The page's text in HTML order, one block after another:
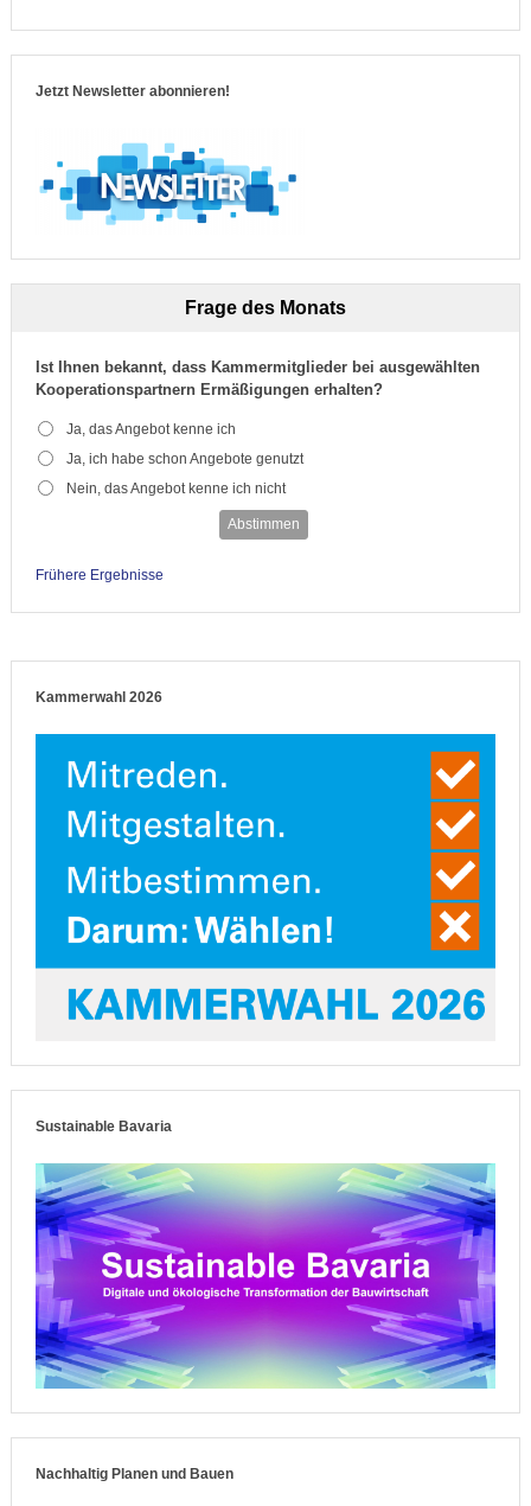
Jetzt Newsletter abonnieren!
Frage des Monats
Ist Ihnen bekannt, dass Kammermitglieder bei ausgewählten
Kooperationspartnern Ermäßigungen erhalten?
Ja, das Angebot kenne ich
Ja, ich habe schon Angebote genutzt
Nein, das Angebot kenne ich nicht
Abstimmen
Frühere Ergebnisse
Kammerwahl 2026
Sustainable Bavaria
Nachhaltig Planen und Bauen